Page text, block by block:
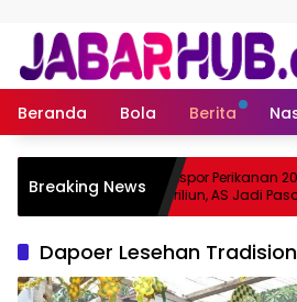
Beranda Bola Berita
Breaking News
Suzuki?
Ekspor Perikanan
Triliun, AS Jadi Pasar
Dapoer Lesehan